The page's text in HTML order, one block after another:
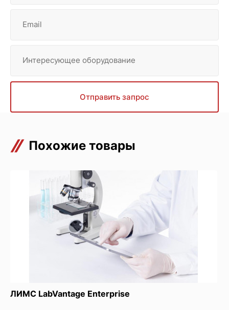
Email
Интересующее оборудование
Отправить запрос
Похожие товары
ЛИМС LabVantage Enterprise